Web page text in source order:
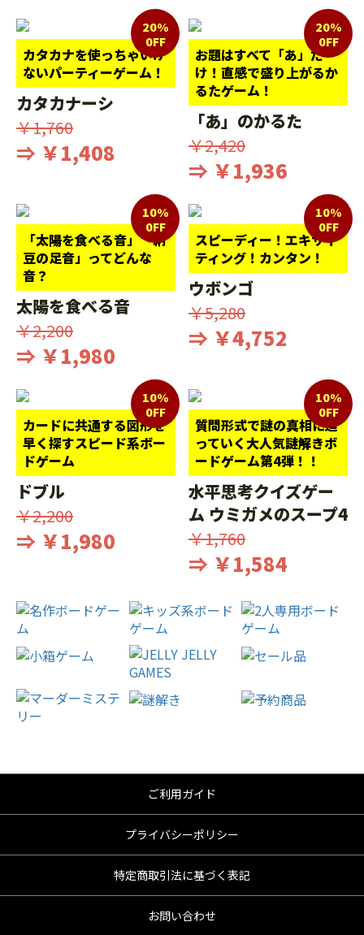
カタカナを使っちゃいけ
ないパーティーゲーム！
20%
0FF
カタカナーシ
￥1,760
⇒ ￥1,408
お題はすべて「あ」だ
け！直感で盛り上がるか
るたゲーム！
20%
0FF
「あ」のかるた
￥2,420
⇒ ￥1,936
「太陽を食べる音」「納
豆の足音」ってどんな
音？
10%
0FF
太陽を食べる音
￥2,200
⇒ ￥1,980
スピーディー！エキサイ
ティング！カンタン！
10%
0FF
ウボンゴ
￥5,280
⇒ ￥4,752
カードに共通する図形を
早く探すスピード系ボー
ドゲーム
10%
0FF
ドブル
￥2,200
⇒ ￥1,980
質問形式で謎の真相に迫
っていく大人気謎解きボ
ードゲーム第4弾！！
10%
0FF
水平思考クイズゲー
ム ウミガメのスープ4
￥1,760
⇒ ￥1,584
ご利用ガイド
プライバシーポリシー
特定商取引法に基づく表記
お問い合わせ